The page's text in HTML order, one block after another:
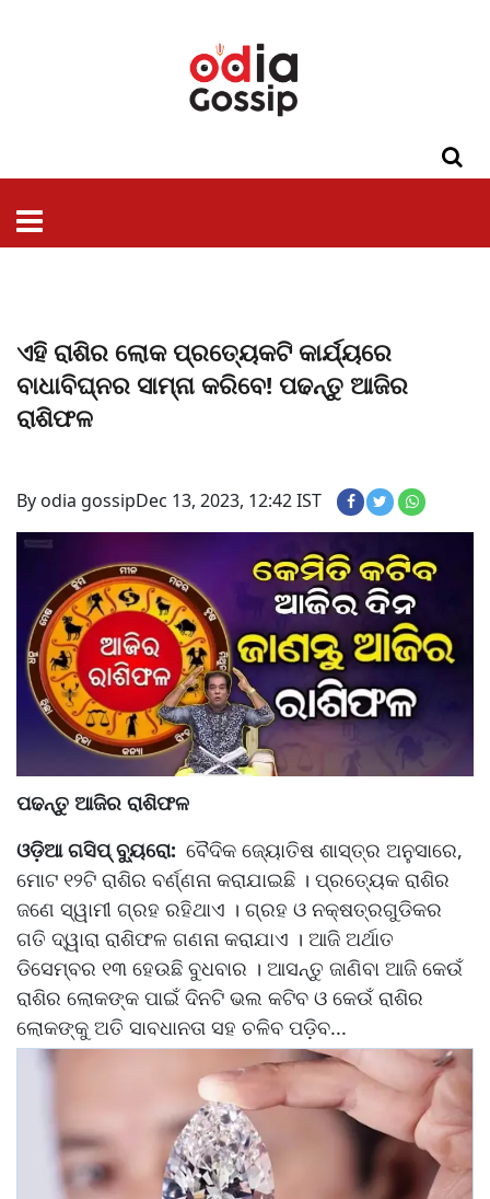
ଏହି ରାଶିର ଲୋକ ପ୍ରତ୍ୟେକଟି କାର୍ଯ୍ୟରେ
ବାଧାବିଘ୍ନର ସାମ୍ନା କରିବେ! ପଢନ୍ତୁ ଆଜିର
ରାଶିଫଳ
By odia gossipDec 13, 2023, 12:42 IST
ପଢନ୍ତୁ ଆଜିର ରାଶିଫଳ
ଓଡ଼ିଆ ଗସିପ୍ ବ୍ୟୁରୋ: ବୈଦିକ ଜ୍ୟୋତିଷ ଶାସ୍ତ୍ର ଅନୁସାରେ,
ମୋଟ ୧୨ଟି ରାଶିର ବର୍ଣ୍ଣନା କରାଯାଇଛି । ପ୍ରତ୍ୟେକ ରାଶିର
ଜଣେ ସ୍ୱାମୀ ଗ୍ରହ ରହିଥାଏ । ଗ୍ରହ ଓ ନକ୍ଷତ୍ରଗୁଡିକର
ଗତି ଦ୍ୱାରା ରାଶିଫଳ ଗଣନା କରାଯାଏ । ଆଜି ଅର୍ଥାତ
ଡିସେମ୍ବର ୧୩ ହେଉଛି ବୁଧବାର । ଆସନ୍ତୁ ଜାଣିବା ଆଜି କେଉଁ
ରାଶିର ଲୋକଙ୍କ ପାଇଁ ଦିନଟି ଭଲ କଟିବ ଓ କେଉଁ ରାଶିର
ଲୋକଙ୍କୁ ଅତି ସାବଧାନତା ସହ ଚଳିବ ପଡ଼ିବ...